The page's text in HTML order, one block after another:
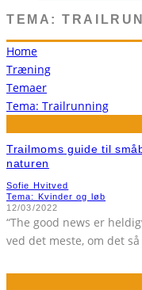
TEMA:
Home
Træning
Temaer
Tema: Trailrunning
Trailmoms guide til
naturen
Sofie Hvitved
Tema: Kvinder og løb
12/03/2022
“The good news er
ved det meste, om det